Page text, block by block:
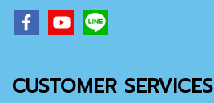
CUSTOMER SERVICES